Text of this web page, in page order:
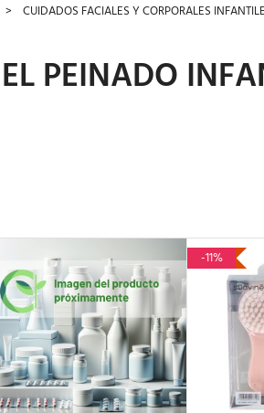
CUIDADOS FACIALES Y CORPORALES
PEINADO
AÑADIR AL CARRITO
-11%